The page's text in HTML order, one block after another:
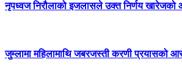
नृपध्वज निरौलाको इजलासले उक्त निर्णय खारेजको
जुम्लामा महिलामाथि जबरजस्ती करणी प्रयासको